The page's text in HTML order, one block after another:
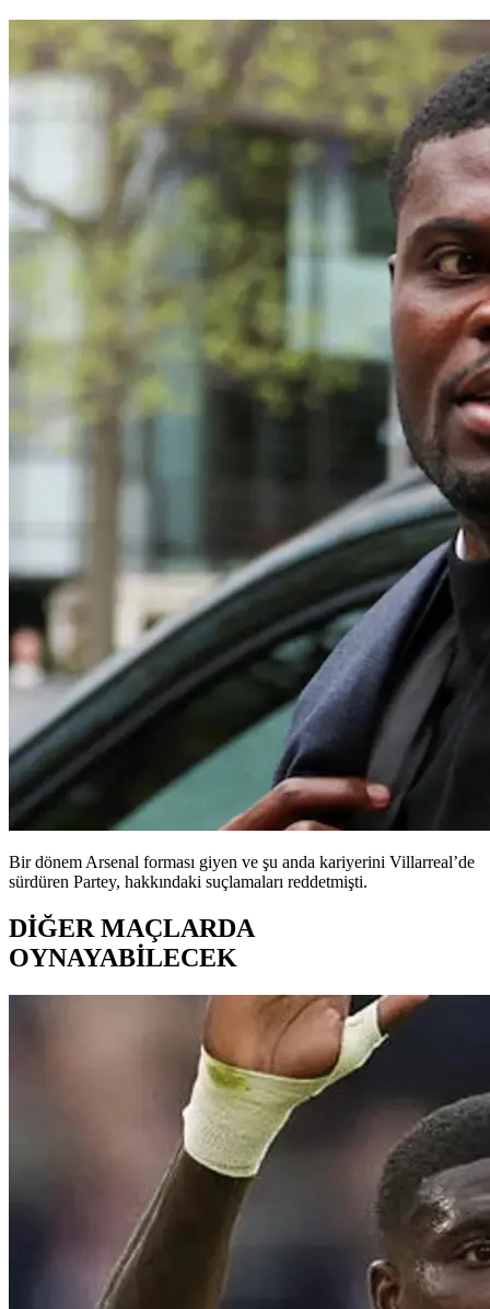
Bir dönem Arsenal forması giyen ve şu anda kariyerini Villarreal’de
sürdüren Partey, hakkındaki suçlamaları reddetmişti.
DİĞER MAÇLARDA
OYNAYABİLECEK